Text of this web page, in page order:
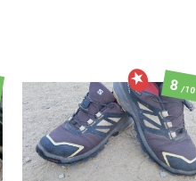
8/10